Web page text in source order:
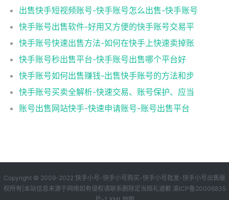
出售快手短视频账号-快手账号怎么出售-快手账号
快手账号出售软件-好用又方便的快手账号交易平
快手账号快速出售方法-如何在快手上快速卖掉账
快手账号秒出售平台-快手账号出售哪个平台好
快手账号如何出售赚钱-出售快手账号的方法和步
快手账号买卖全解析-快速交易、账号保护、应当
账号出售网站快手-快速申请账号-账号出售平台
Copyright © 2009-2022 快手小号-快手小号购买-快手小号批发-快手小号出售版
权所有|本站信息来源于网络如有侵权请联系删除定当赔礼道歉 渝ICP备20006835